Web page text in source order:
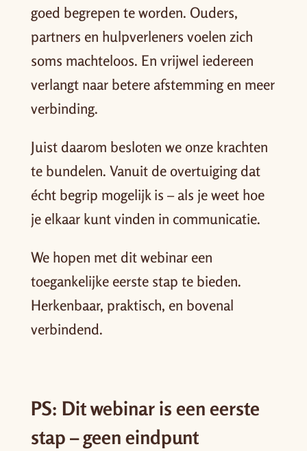
goed begrepen te worden. Ouders,
partners en hulpverleners voelen zich
soms machteloos. En vrijwel iedereen
verlangt naar betere afstemming en meer
verbinding.
Juist daarom besloten we onze krachten
te bundelen. Vanuit de overtuiging dat
écht begrip mogelijk is – als je weet hoe
je elkaar kunt vinden in communicatie.
We hopen met dit webinar een
toegankelijke eerste stap te bieden.
Herkenbaar, praktisch, en bovenal
verbindend.
PS: Dit webinar is een eerste
stap – geen eindpunt